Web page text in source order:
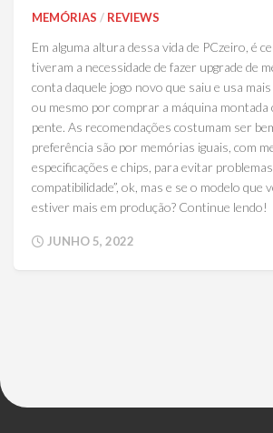
MEMÓRIAS / REVIEWS
Em alguma altura dessa vida de PCzeiro, é
tiveram a necessidade de fazer upgrade de
conta daquele jogo novo que saiu e usa
ou mesmo por comprar a máquina montada
pente. As recomendações costumam ser
preferência são por memórias iguais, com
especificações e chips, para evitar
compatibilidade”, ok, mas e se o modelo que
estiver mais em produção? Continue lendo!
JUNHO 5, 2022